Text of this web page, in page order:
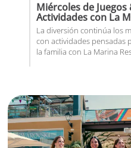
Miércoles de Juegos
Actividades con La
La diversión continúa los
con actividades pensadas
la familia con La Marina